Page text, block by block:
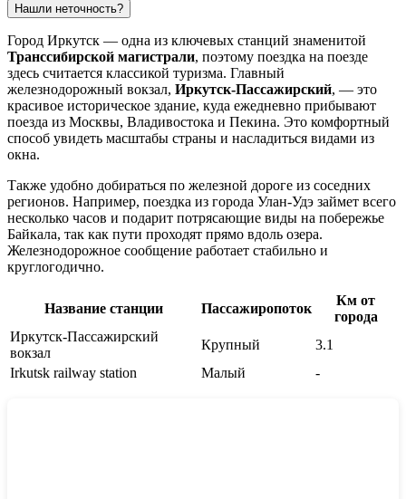
Нашли неточность?
Город Иркутск — одна из ключевых станций знаменитой
Транссибирской магистрали, поэтому поездка на поезде
здесь считается классикой туризма. Главный
железнодорожный вокзал, Иркутск-Пассажирский, — это
красивое историческое здание, куда ежедневно прибывают
поезда из Москвы, Владивостока и Пекина. Это комфортный
способ увидеть масштабы страны и насладиться видами из
окна.
Также удобно добираться по железной дороге из соседних
регионов. Например, поездка из города Улан-Удэ займет всего
несколько часов и подарит потрясающие виды на побережье
Байкала, так как пути проходят прямо вдоль озера.
Железнодорожное сообщение работает стабильно и
круглогодично.
Название станции Пассажиропоток
Км от
города
Иркутск-Пассажирский
вокзал
Крупный
3.1
Irkutsk railway station
Малый -